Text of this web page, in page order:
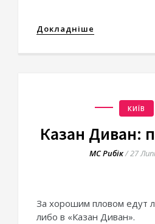
Докладніше
КИЇВ
Казан Диван:
МС Рибік/27
За хорошим пловом едут
либо в «Казан Диван».